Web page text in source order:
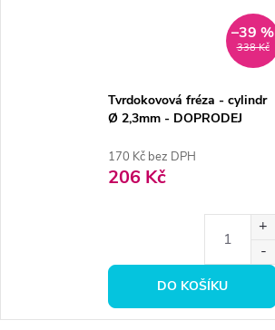
338 Kč
–39 %
Tvrdokovová fréza - cylindr
Ø 2,3mm - DOPRODEJ
170 Kč bez DPH
206 Kč
DO KOŠÍKU